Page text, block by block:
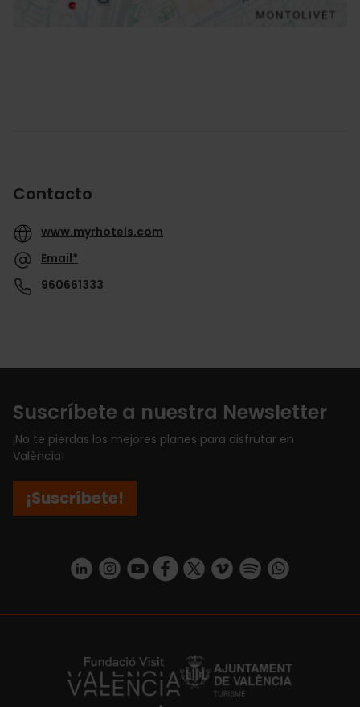
Contacto
www.myrhotels.com
Email*
960661333
Suscríbete a nuestra Newsletter
¡No te pierdas los mejores planes para disfrutar en
València!
¡Suscríbete!
https://www.linkedin.com/company/turismo-valencia/mycompany/
https://www.instagram.com/visit_valencia/
https://www.youtube.com/user/
https://www.facebook.com/
https://twitter.com/
https://vimeo.com/
https://https://api.whatsapp.com/
https://fundacion.visitvalencia.com/